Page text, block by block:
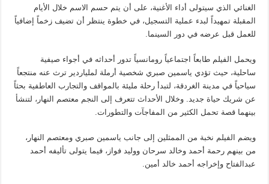
الغنائي الذي سيتولى أداء الأغنية، على أن يتم حسم الاسم خلال الأيام
المقبلة تمهيداً لبدء عملية التسجيل، في خطوة ينتظر أن تضيف زخماً إضافياً
للعمل قبل عرضه في دور السينما.
ويحمل الفيلم طابعاً اجتماعياً رومانسياً تدور أحداثه في أجواء صيفية
ساحلية، حيث تؤدي ياسمين صبري شخصية أرملة لملياردير ترث عنه منتجعاً
سياحياً في مدينة الغردقة، لتبدأ رحلة مليئة بالمواقف والتجارب العاطفية بحثاً
عن شريك حياة جديد. وخلال الأحداث تتعرف إلى النجم معتصم النهار، لتنشأ
بينهما قصة تحمل الكثير من المفاجآت والتطورات.
ويضم الفيلم نخبة من الممثلين إلى جانب ياسمين صبري ومعتصم النهار،
من بينهم رحمة أحمد وخالد سرحان ووليد فواز، فيما يتولى تأليفه أحمد
عبدالفتاح وإخراجه أحمد خالد أمين.